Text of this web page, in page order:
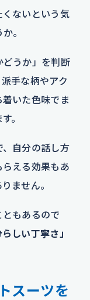
ないという気
。
どうか」を判断
手な柄やアク
いた色味でま
。
、自分の話し方
える効果もあ
ません。
もあるので
らしい丁寧さ」
スーツを